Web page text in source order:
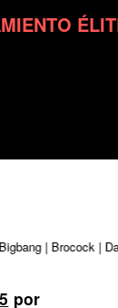
| Brocock |
por